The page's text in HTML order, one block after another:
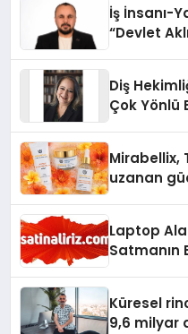
İş İnsanı-
“Devlet
Diş
Çok Yönlü
Mirabellix,
uzanan
Laptop
Satmanın
Küresel
9,6 milyar